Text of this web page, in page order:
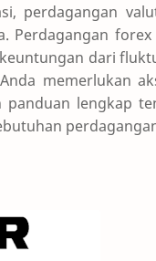
perdagangan
Perdagangan
dari
memerlukan
lengkap